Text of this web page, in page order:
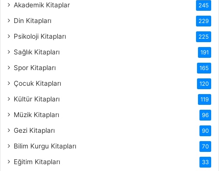
Akademik Kitaplar 245
Din Kitapları 229
Psikoloji Kitapları 225
Sağlık Kitapları 191
Spor Kitapları 165
Çocuk Kitapları 120
Kültür Kitapları 119
Müzik Kitapları 96
Gezi Kitapları 90
Bilim Kurgu Kitapları 70
Eğitim Kitapları 33